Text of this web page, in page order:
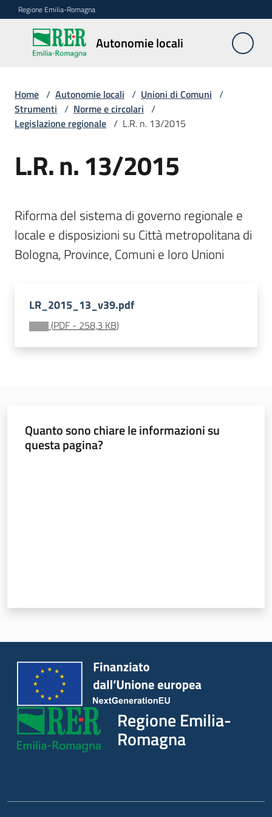
Vai al contenuto
Vai alla navigazione
Vai al footer
Regione Emilia-Romagna
Autonomie locali
Autonomie
locali
Riordino
territoriale
Unioni
di
Fusioni
di
Comuni
Enti
locali
Argomenti
Home / Autonomie locali / Unioni di Comuni /
Strumenti / Norme e circolari /
Legislazione regionale / L.R. n. 13/2015
L.R. n. 13/2015
Riforma del sistema di governo regionale e
locale e disposizioni su Città metropolitana di
Bologna, Province, Comuni e loro Unioni
LR_2015_13_v39.pdf
(PDF - 258,3 KB)
Quanto sono chiare le informazioni su
questa pagina?
Regione Emilia-
Romagna